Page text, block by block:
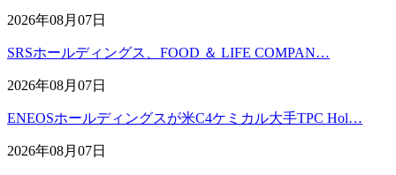
2026年08月07日
SRSホールディングス、FOOD ＆ LIFE COMPAN…
2026年08月07日
ENEOSホールディングスが米C4ケミカル大手TPC Hol…
2026年08月07日